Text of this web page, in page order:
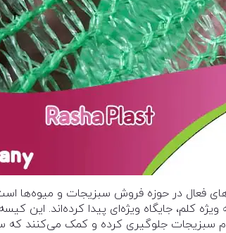
فعال در حوزه فروش سبزیجات و میوه‌ها
کلم، جایگاه ویژه‌ای پیدا کرده‌اند. این
سبزیجات جلوگیری کرده و کمک می‌کنند